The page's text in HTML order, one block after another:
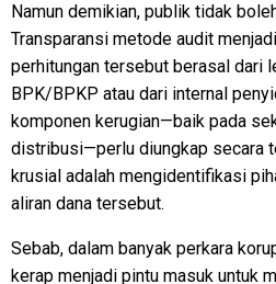
Namun demikian, publik tidak
Transparansi metode audit
perhitungan tersebut berasal dari
BPK/BPKP atau dari internal
komponen kerugian—baik pada
distribusi—perlu diungkap secara
krusial adalah mengidentifikasi
aliran dana tersebut.
Sebab, dalam banyak perkara
kerap menjadi pintu masuk untuk